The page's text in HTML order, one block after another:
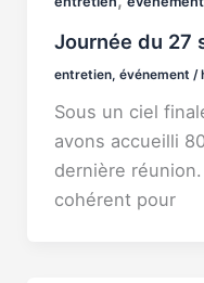
Journée du 27
entretien, événement /
Sous un ciel
avons accueilli
dernière
cohérent pour